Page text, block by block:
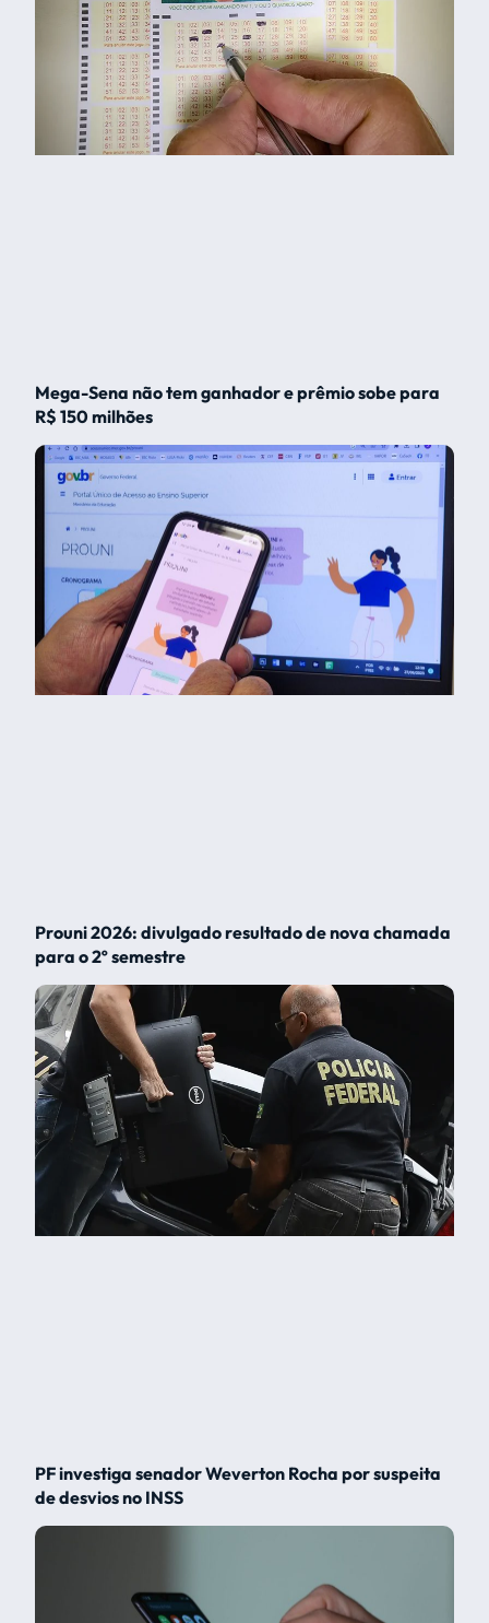
Mega-Sena não tem ganhador e prêmio sobe para
R$ 150 milhões
Prouni 2026: divulgado resultado de nova chamada
para o 2º semestre
PF investiga senador Weverton Rocha por suspeita
de desvios no INSS